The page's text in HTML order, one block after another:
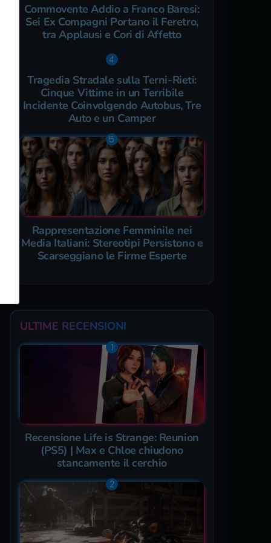
Commovente Addio a Franco Baresi:
Sei Ex Compagni Portano il Feretro,
tra Applausi e Cori di Affetto
Tragedia Stradale sulla Terni-Rieti:
Cinque Vittime in un Terribile
Incidente Coinvolgendo Autobus, Tre
Auto e un Camper
Rappresentazione Femminile nei
Media Italiani: Stereotipi Persistono e
Scarseggiano le Firme Esperte
ULTIME RECENSIONI
Recensione Life is Strange: Reunion
(PS5) | Max e Chloe chiudono
stancamente il cerchio